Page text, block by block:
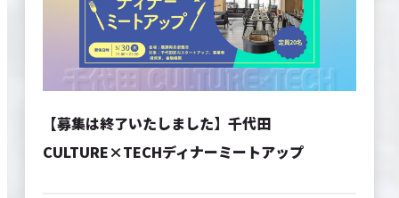
CONTACT
SITE POLICY
【募集は終了いたしました】千代田
CULTURE×TECHディナーミートアップ